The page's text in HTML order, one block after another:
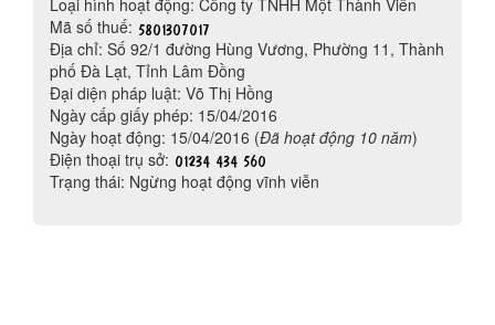
Loại hình hoạt động: Công ty TNHH Một Thành Viên
Mã số thuế:
Địa chỉ: Số 92/1 đường Hùng Vương, Phường 11, Thành
phố Đà Lạt, Tỉnh Lâm Đồng
Đại diện pháp luật: Võ Thị Hồng
Ngày cấp giấy phép: 15/04/2016
Ngày hoạt động: 15/04/2016 (Đã hoạt động 10 năm)
Điện thoại trụ sở:
Trạng thái: Ngừng hoạt động vĩnh viễn